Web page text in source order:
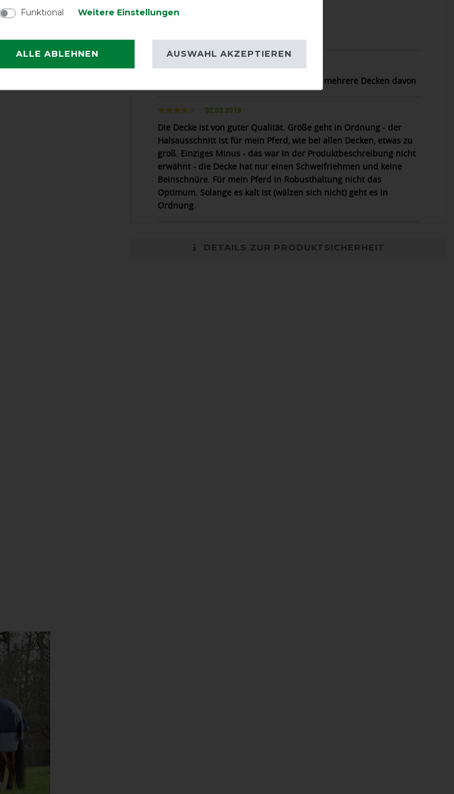
Passt meinem Pferd perfekt, habe bereits mehrere Decken davon
02.02.2019
Die Decke ist von guter Qualität. Größe geht in Ordnung - der
Halsausschnitt ist für mein Pferd, wie bei allen Decken, etwas zu
groß. Einziges Minus - das war in der Produktbeschreibung nicht
erwähnt - die Decke hat nur einen Schweifriehmen und keine
Beinschnüre. Für mein Pferd in Robusthaltung nicht das
Optimum. Solange es kalt ist (wälzen sich nicht) geht es in
Ordnung.
DETAILS ZUR PRODUKTSICHERHEIT
Funktional Weitere Einstellungen
ALLE ABLEHNEN AUSWAHL AKZEPTIEREN